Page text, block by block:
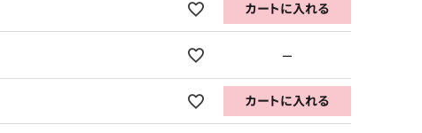
カートに入れる
—
カートに入れる